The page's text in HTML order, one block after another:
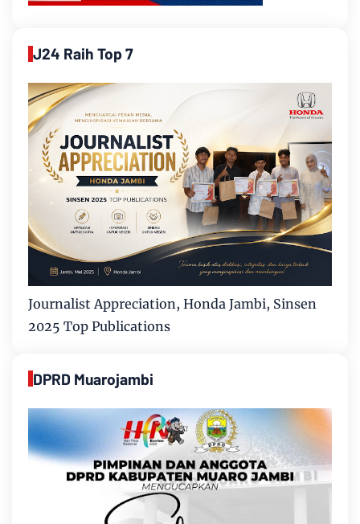
J24 Raih Top 7
Journalist Appreciation, Honda Jambi, Sinsen
2025 Top Publications
DPRD Muarojambi